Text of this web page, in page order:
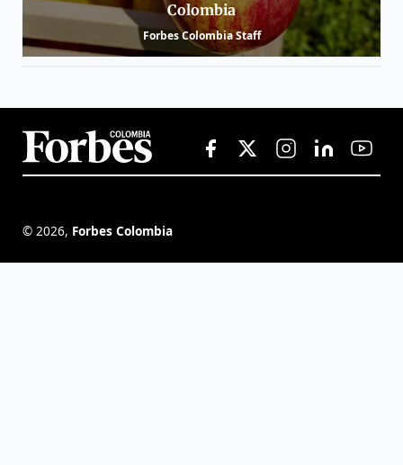
Colombia
Forbes Colombia Staff
© 2026, Forbes Colombia